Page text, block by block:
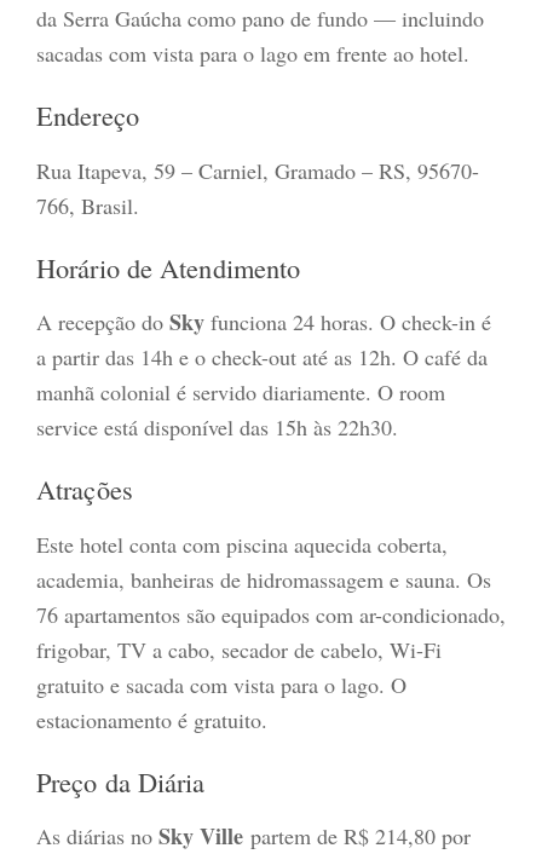
da Serra Gaúcha como pano de fundo — incluindo
sacadas com vista para o lago em frente ao hotel.
Endereço
Rua Itapeva, 59 – Carniel, Gramado – RS, 95670-
766, Brasil.
Horário de Atendimento
A recepção do Sky funciona 24 horas. O check-in é
a partir das 14h e o check-out até as 12h. O café da
manhã colonial é servido diariamente. O room
service está disponível das 15h às 22h30.
Atrações
Este hotel conta com piscina aquecida coberta,
academia, banheiras de hidromassagem e sauna. Os
76 apartamentos são equipados com ar-condicionado,
frigobar, TV a cabo, secador de cabelo, Wi-Fi
gratuito e sacada com vista para o lago. O
estacionamento é gratuito.
Preço da Diária
As diárias no Sky Ville partem de R$ 214,80 por